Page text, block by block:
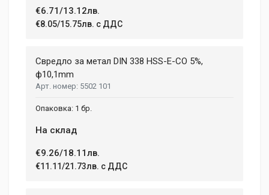
€6.71/13.12лв.
€8.05/15.75лв. с ДДС
Свредло за метал DIN 338 HSS-E-CO 5%,
ф10,1mm
5502 101
1 бр.
На склад
€9.26/18.11лв.
€11.11/21.73лв. с ДДС